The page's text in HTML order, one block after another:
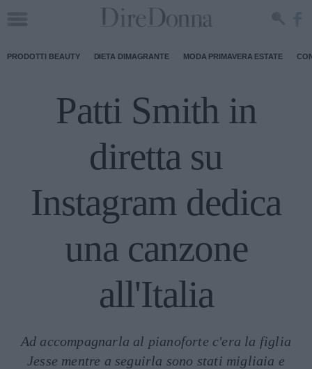
PRODOTTI BEAUTY DIETA DIMAGRANTE MODA PRIMAVERA ESTATE
Patti Smith in
diretta su
Instagram dedica
una canzone
all'Italia
Ad accompagnarla al pianoforte c'era la figlia
Jesse mentre a seguirla sono stati migliaia e